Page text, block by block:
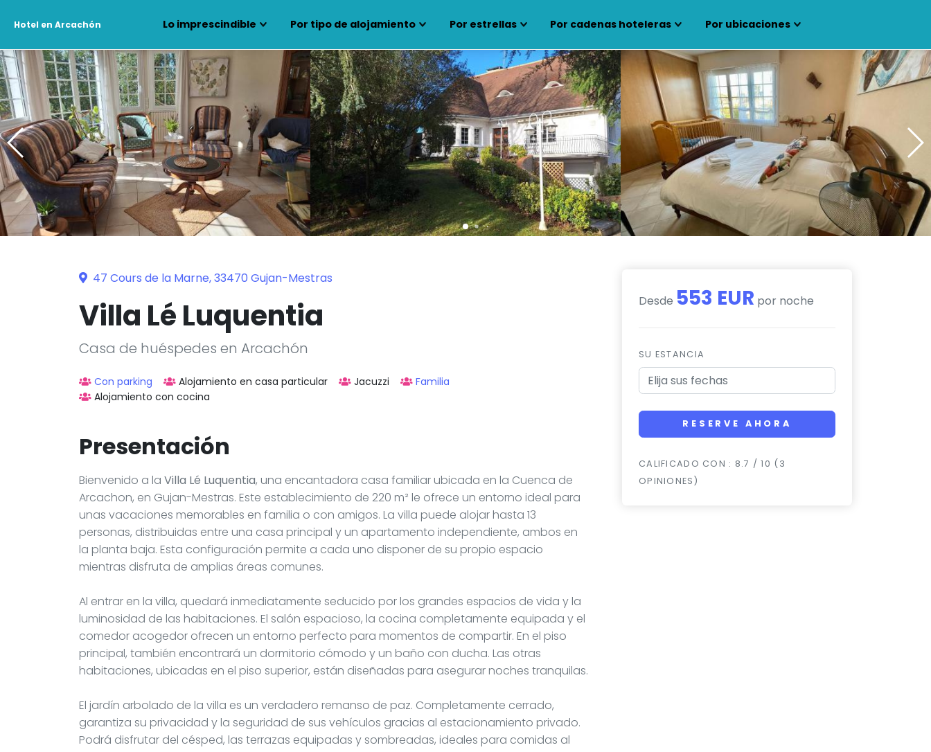
Hotel en Arcachón Lo imprescindible Por tipo de alojamiento Por estrellas Por cadenas hoteleras Por ubicaciones
47 Cours de la Marne, 33470 Gujan-Mestras
Villa Lé Luquentia
Casa de huéspedes en Arcachón
Con parking Alojamiento en casa particular Jacuzzi
Familia
Alojamiento con cocina
Presentación
Bienvenido a la Villa Lé Luquentia, una encantadora casa familiar ubicada en la Cuenca de
Arcachon, en Gujan-Mestras. Este establecimiento de 220 m² le ofrece un entorno ideal para
unas vacaciones memorables en familia o con amigos. La villa puede alojar hasta 13
personas, distribuidas entre una casa principal y un apartamento independiente, ambos en
la planta baja. Esta configuración permite a cada uno disponer de su propio espacio
mientras disfruta de amplias áreas comunes.
Al entrar en la villa, quedará inmediatamente seducido por los grandes espacios de vida y la
luminosidad de las habitaciones. El salón espacioso, la cocina completamente equipada y el
comedor acogedor ofrecen un entorno perfecto para momentos de compartir. En el piso
principal, también encontrará un dormitorio cómodo y un baño con ducha. Las otras
habitaciones, ubicadas en el piso superior, están diseñadas para asegurar noches tranquilas.
El jardín arbolado de la villa es un verdadero remanso de paz. Completamente cerrado,
garantiza su privacidad y la seguridad de sus vehículos gracias al estacionamiento privado.
Podrá disfrutar del césped, las terrazas equipadas y sombreadas, ideales para comidas al
Desde 553 EUR por noche
SU ESTANCIA
RESERVE AHORA
CALIFICADO CON : 8.7 / 10 (3
OPINIONES)